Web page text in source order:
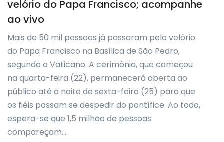
velório do Papa Francisco; acompanhe
ao vivo
Mais de 50 mil pessoas já passaram pelo velório
do Papa Francisco na Basílica de São Pedro,
segundo o Vaticano. A cerimônia, que começou
na quarta-feira (22), permanecerá aberta ao
público até a noite de sexta-feira (25) para que
os fiéis possam se despedir do pontífice. Ao todo,
espera-se que 1,5 milhão de pessoas
compareçam…